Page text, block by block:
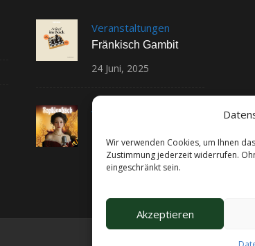
Wir verwenden Cookies, um Ihnen
Zustimmung jederzeit widerrufen.
eingeschränkt sein.
Akzeptieren
Veranstaltungen
Fränkisch Gambit
24 Juni, 2025
Veranstaltungen
Juni,2025